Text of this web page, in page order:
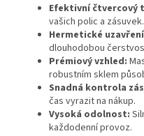
Efektivní čtvercový
vašich polic a zásuvek.
Hermetické
dlouhodobou
Prémiový vzhled:
robustním sklem
Snadná kontrola
čas vyrazit na nákup.
Vysoká odolnost:
každodenní provoz.